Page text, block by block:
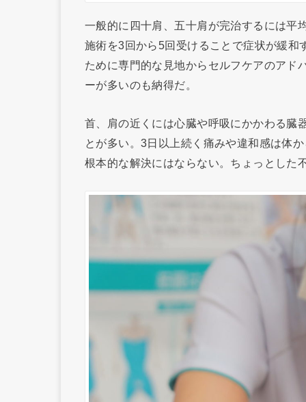
一般的に四十肩、五十肩が完治するには平
施術を3回から5回受けることで症状が緩
ために専門的な見地からセルフケアのアド
ーが多いのも納得だ。
首、肩の近くには心臓や呼吸にかかわる臓
とが多い。3日以上続く痛みや違和感は体
根本的な解決にはならない。ちょっとした